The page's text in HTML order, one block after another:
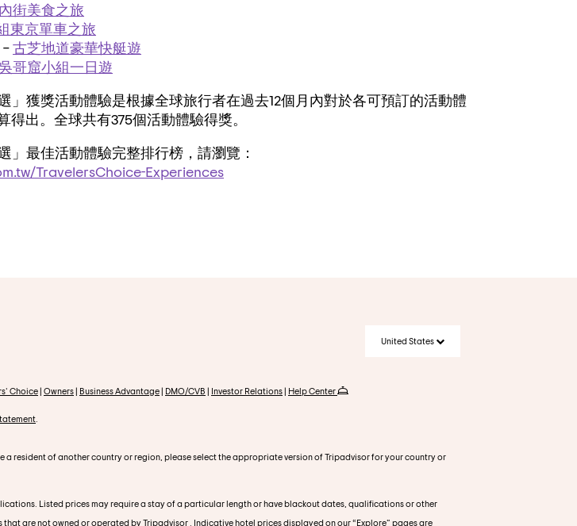
街美食之旅
東京單車之旅
古芝地道豪華快艇遊
哥窟小組一日遊
」獲獎活動體驗是根據全球旅行者在過去12個月內對於各可預訂的活動體
得出。全球共有375個活動體驗得獎。
」最佳活動體驗完整排行榜，請瀏覽：
TravelersChoice-Experiences
United States
Choice| Owners| Business Advantage| DMO/CVB | Investor Relations| Help Center
a resident of another country or region, please select the appropriate version of Tripadvisor for your country or
Listed prices may require a stay of a particular length or have blackout dates, qualifications or other
are not owned or operated by Tripadvisor . Indicative hotel prices displayed on our “Explore” pages are